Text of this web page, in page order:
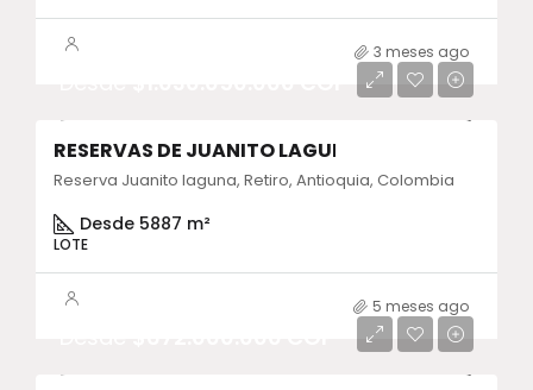
3 meses ago
RESERVAS DE JUANITO LAGUNA
Reserva Juanito laguna, Retiro, Antioquia, Colombia
Desde 5887 m²
LOTE
5 meses ago